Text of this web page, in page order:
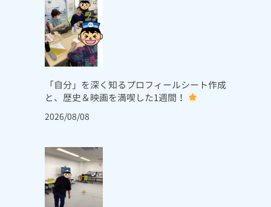
「自分」を深く知るプロフィールシート作成
と、歴史＆映画を満喫した1週間！
2026/08/08